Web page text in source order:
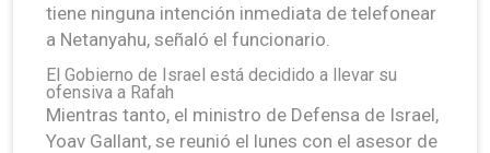
tiene ninguna intención inmediata de telefonear
a Netanyahu, señaló el funcionario.
El Gobierno de Israel está decidido a llevar su
ofensiva a Rafah
Mientras tanto, el ministro de Defensa de Israel,
Yoav Gallant, se reunió el lunes con el asesor de